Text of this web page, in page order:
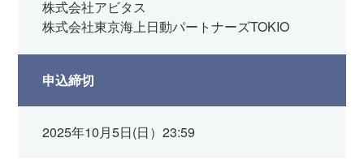
株式会社アビタス
株式会社東京海上日動パートナーズTOKIO
申込締切
2025年10月5日(日）23:59